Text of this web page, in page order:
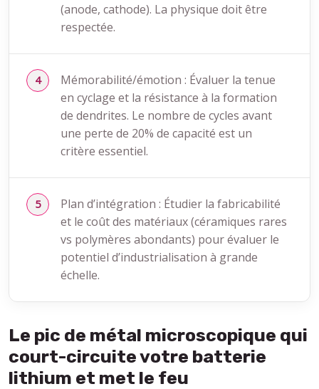
(anode, cathode). La physique doit être
respectée.
Mémorabilité/émotion : Évaluer la tenue
en cyclage et la résistance à la formation
de dendrites. Le nombre de cycles avant
une perte de 20% de capacité est un
critère essentiel.
Plan d’intégration : Étudier la fabricabilité
et le coût des matériaux (céramiques rares
vs polymères abondants) pour évaluer le
potentiel d’industrialisation à grande
échelle.
Le pic de métal microscopique qui
court-circuite votre batterie
lithium et met le feu